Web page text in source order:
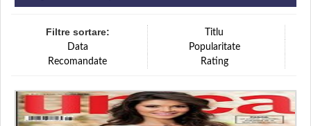
Filtre sortare:
Titlu
Data
Popularitate
Recomandate
Rating